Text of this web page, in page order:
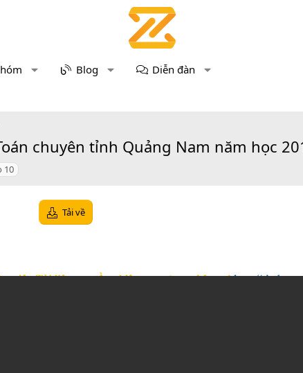
Blog Diễn đàn
chuyên tỉnh Quảng Nam năm học
10
Tải về